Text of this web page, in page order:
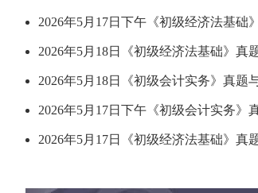
2026年5月17日下午《初级经济法基础
2026年5月18日《初级经济法基础》真
2026年5月18日《初级会计实务》真题
2026年5月17日下午《初级会计实务》
2026年5月17日《初级经济法基础》真